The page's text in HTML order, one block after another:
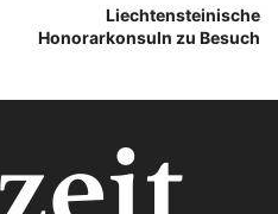
Liechtensteinische
Honorarkonsuln zu Besuch